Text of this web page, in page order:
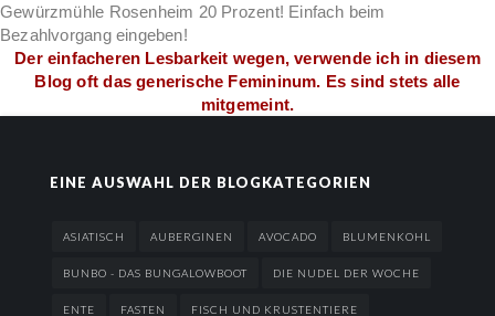
Gewürzmühle Rosenheim 20 Prozent! Einfach beim
Bezahlvorgang eingeben!
Der einfacheren Lesbarkeit wegen, verwende ich in diesem
Blog oft das generische Femininum. Es sind stets alle
mitgemeint.
EINE AUSWAHL DER BLOGKATEGORIEN
ASIATISCH AUBERGINEN AVOCADO BLUMENKOHL
BUNBO - DAS BUNGALOWBOOT DIE NUDEL DER WOCHE
ENTE FASTEN FISCH UND KRUSTENTIERE